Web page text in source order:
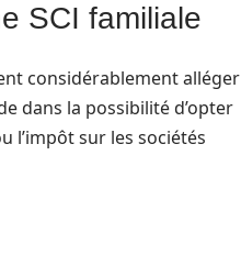
SCI familiale
considérablement alléger
dans la possibilité d’opter
l’impôt sur les sociétés